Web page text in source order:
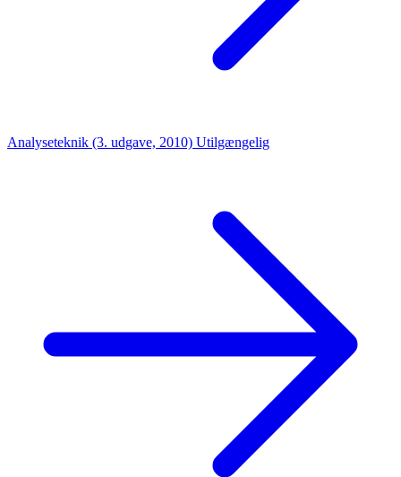
Analyseteknik (3. udgave, 2010) Utilgængelig